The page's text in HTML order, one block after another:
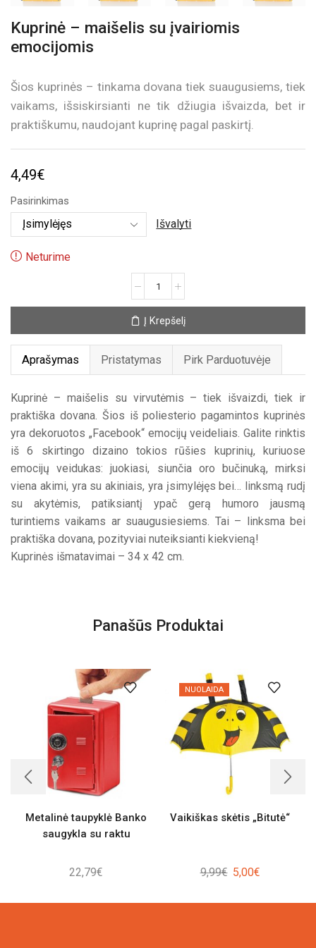
Kuprinė – maišelis su įvairiomis
emocijomis
Šios kuprinės – tinkama dovana tiek suaugusiems, tiek
vaikams, išsiskirsianti ne tik džiugia išvaizda, bet ir
praktiškumu, naudojant kuprinę pagal paskirtį.
4,49€
Pasirinkimas
Išvalyti
Neturime
Kuprinė
-
maišelis
su
įvairiomis
Į Krepšelį
Aprašymas Pristatymas Pirk Parduotuvėje
Kuprinė – maišelis su virvutėmis – tiek išvaizdi, tiek ir
praktiška dovana. Šios iš poliesterio pagamintos kuprinės
yra dekoruotos „Facebook“ emocijų veideliais. Galite rinktis
iš 6 skirtingo dizaino tokios rūšies kuprinių, kuriuose
emocijų veidukas: juokiasi, siunčia oro bučinuką, mirksi
viena akimi, yra su akiniais, yra įsimylėjęs bei… linksmą rudį
su akytėmis, patiksiantį ypač gerą humoro jausmą
turintiems vaikams ar suaugusiesiems. Tai – linksma bei
praktiška dovana, pozityviai nuteiksianti kiekvieną!
Kuprinės išmatavimai – 34 x 42 cm.
Panašūs Produktai
Metalinė taupyklė Banko
saugykla su raktu
22,79€
NUOLAIDA
Vaikiškas skėtis „Bitutė“
9,99€ Original
was:
5,00€Current
is: